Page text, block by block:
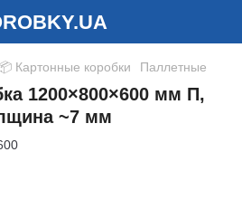
Картонные коробки Паллетные
1200×800×600 мм П,
~7 мм